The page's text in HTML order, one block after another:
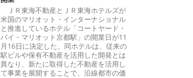
ＪＲ東海不動産とＪＲ東海ホテルズが
米国のマリオット・インターナショナル
と推進しているホテル「コートヤード・
バイ・マリオット京都駅」の開業日が11
月16日に決定した。同ホテルは、従来の
駅ビルや保有不動産を活用した開発とは
異なり、新たに取得した不動産を活用し
て事業を展開することで、沿線都市の価